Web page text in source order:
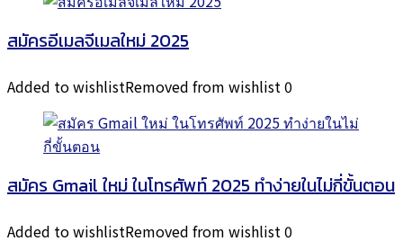
สมัครอีเมลจีเมลใหม่ 2025
Added to wishlistRemoved from wishlist 0
สมัคร Gmail ใหม่ ในโทรศัพท์ 2025 ทำง่ายในไม่กี่ขั้นตอน
Added to wishlistRemoved from wishlist 0